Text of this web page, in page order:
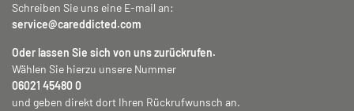
Schreiben Sie uns eine E-mail an:
service@careddicted.com
Oder lassen Sie sich von uns zurückrufen.
Wählen Sie hierzu unsere Nummer
06021 45480 0
und geben direkt dort Ihren Rückrufwunsch an.